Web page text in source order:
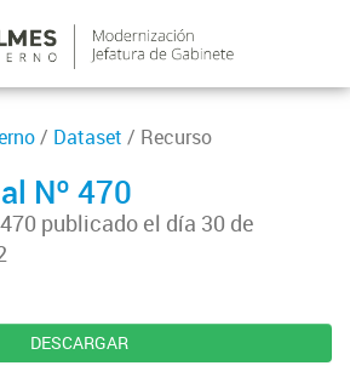
/ Dataset / Recurso
Nº 470
publicado el día 30 de
DESCARGAR